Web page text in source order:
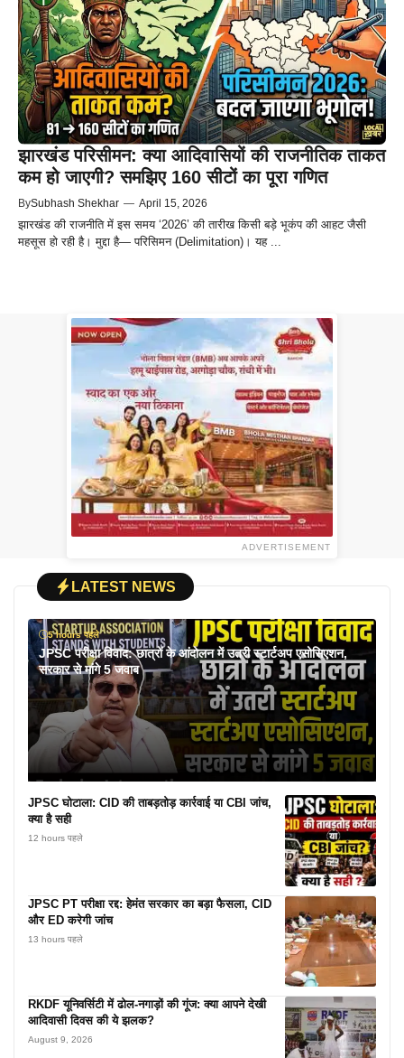
झारखंड परिसीमन: क्या आदिवासियों की राजनीतिक ताकत
कम हो जाएगी? समझिए 160 सीटों का पूरा गणित
BySubhash Shekhar — April 15, 2026
झारखंड की राजनीति में इस समय ‘2026’ की तारीख किसी बड़े भूकंप की आहट जैसी
महसूस हो रही है। मुद्दा है— परिसिमन (Delimitation)। यह ...
ADVERTISEMENT
LATEST NEWS
5 hours पहले
JPSC परीक्षा विवाद: छात्रों के आंदोलन में उतरी स्टार्टअप एसोसिएशन,
सरकार से मांगे 5 जवाब
JPSC घोटाला: CID की ताबड़तोड़ कार्रवाई या CBI जांच,
क्या है सही
12 hours पहले
JPSC PT परीक्षा रद्द: हेमंत सरकार का बड़ा फैसला, CID
और ED करेगी जांच
13 hours पहले
RKDF यूनिवर्सिटी में ढोल-नगाड़ों की गूंज: क्या आपने देखी
आदिवासी दिवस की ये झलक?
August 9, 2026